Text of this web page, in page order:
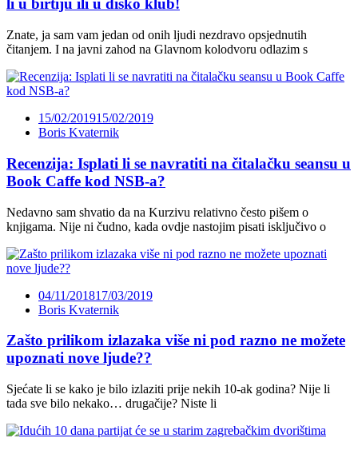
li u birtiju ili u disko klub!
Znate, ja sam vam jedan od onih ljudi nezdravo opsjednutih
čitanjem. I na javni zahod na Glavnom kolodvoru odlazim s
15/02/201915/02/2019
Boris Kvaternik
Recenzija: Isplati li se navratiti na čitalačku seansu u
Book Caffe kod NSB-a?
Nedavno sam shvatio da na Kurzivu relativno često pišem o
knjigama. Nije ni čudno, kada ovdje nastojim pisati isključivo o
04/11/201817/03/2019
Boris Kvaternik
Zašto prilikom izlazaka više ni pod razno ne možete
upoznati nove ljude??
Sjećate li se kako je bilo izlaziti prije nekih 10-ak godina? Nije li
tada sve bilo nekako… drugačije? Niste li